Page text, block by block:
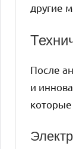
другие
После
и